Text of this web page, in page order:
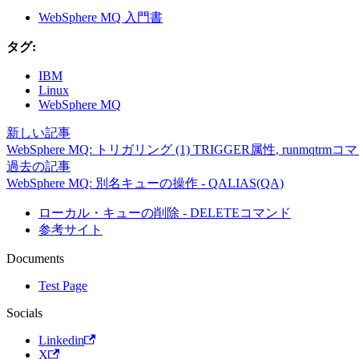
WebSphere MQ 入門書
タグ:
IBM
Linux
WebSphere MQ
新しい記事
WebSphere MQ: トリガリング (1) TRIGGER属性, runmqtrmコ
過去の記事
WebSphere MQ: 別名キューの操作 - QALIAS(QA)
ローカル・キューの削除 - DELETEコマンド
参考サイト
Documents
Test Page
Socials
Linkedin
X